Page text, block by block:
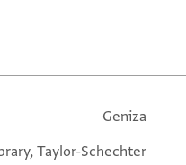
Geniza
Taylor-Schechter